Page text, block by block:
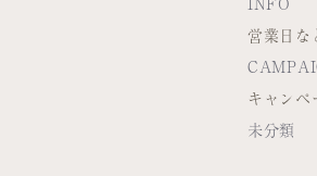
営業日な
キャンペ
未分類